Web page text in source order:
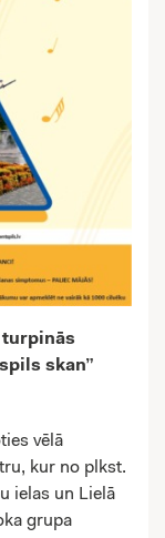
turpinās
skan”
vēlā
kur no plkst.
ielas un Lielā
grupa